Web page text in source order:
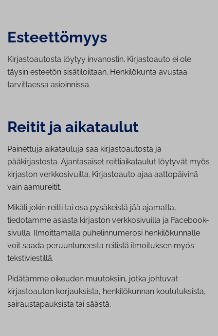
Es­teet­tö­myys
Kirjastoautosta löytyy invanostin. Kirjastoauto ei ole
täysin esteetön sisätiloiltaan. Henkilökunta avustaa
tarvittaessa asioinnissa.
Reitit ja aikataulut
Painettuja aikatauluja saa kirjastoautosta ja
pääkirjastosta. Ajantasaiset reittiaikataulut löytyvät myös
kirjaston verkkosivuilta. Kirjastoauto ajaa aattopäivinä
vain aamureitit.
Mikäli jokin reitti tai osa pysäkeistä jää ajamatta,
tiedotamme asiasta kirjaston verkkosivuilla ja Facebook-
sivulla. Ilmoittamalla puhelinnumerosi henkilökunnalle
voit saada peruuntuneesta reitistä ilmoituksen myös
tekstiviestillä.
Pidätämme oikeuden muutoksiin, jotka johtuvat
kirjastoauton korjauksista, henkilökunnan koulutuksista,
sairaustapauksista tai säästä.